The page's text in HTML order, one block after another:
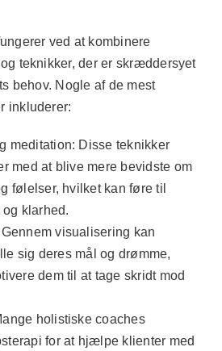
ved at kombinere
teknikker, der er skræddersyet
behov. Nogle af de mest
inkluderer:
meditation: Disse teknikker
med at blive mere bevidste om
følelser, hvilket kan føre til
klarhed.
Gennem visualisering kan
sig deres mål og drømme,
dem til at tage skridt mod
holistiske coaches
for at hjælpe klienter med